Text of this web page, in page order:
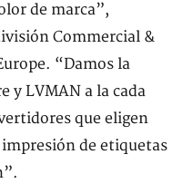
de marca”,
Commercial &
“Damos la
y LVMAN a la cada
que eligen
de etiquetas